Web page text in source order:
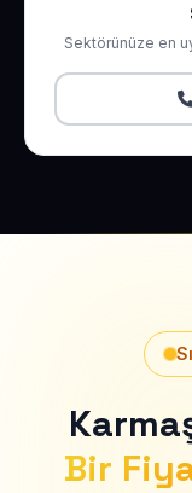
Sektörünüze en
Bir